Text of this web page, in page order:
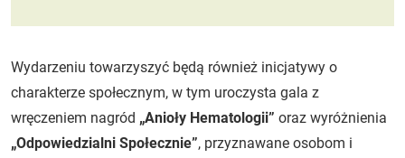
Wydarzeniu towarzyszyć będą również inicjatywy o
charakterze społecznym, w tym uroczysta gala z
wręczeniem nagród „Anioły Hematologii” oraz wyróżnienia
„Odpowiedzialni Społecznie”, przyznawane osobom i